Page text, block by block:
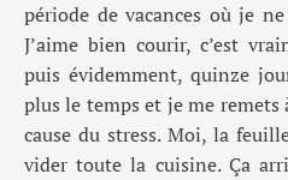
période de vacances où je
J’aime bien courir, c’est
puis évidemment, quinze
plus le temps et je me remets
cause du stress. Moi, la
vider toute la cuisine. Ça